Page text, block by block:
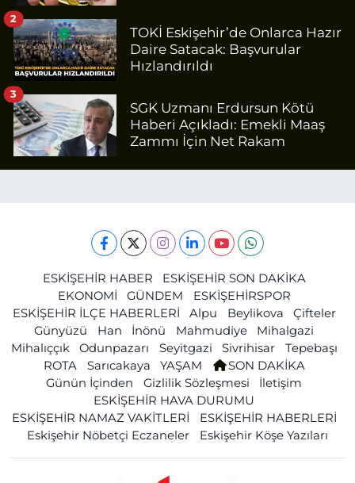
TOKİ Eskişehir’de Onlarca Hazır
Daire Satacak: Başvurular
Hızlandırıldı
2
SGK Uzmanı Erdursun Kötü
Haberi Açıkladı: Emekli Maaş
Zammı İçin Net Rakam
3
ESKİŞEHİR HABER
ESKİŞEHİR SON DAKİKA
EKONOMİ
GÜNDEM
ESKİŞEHİRSPOR
ESKİŞEHİR İLÇE HABERLERİ
Alpu Beylikova
Çifteler
Günyüzü
Han İnönü Mahmudiye
Mihalgazi
Mihalıççık
Odunpazarı Seyitgazi Sivrihisar
Tepebaşı
ROTA
Sarıcakaya YAŞAM
SON DAKİKA
Günün İçinden
Gizlilik Sözleşmesi
İletişim
ESKİŞEHİR HAVA DURUMU
ESKİŞEHİR NAMAZ VAKİTLERİ
ESKİŞEHİR HABERLERİ
Eskişehir Nöbetçi Eczaneler
Eskişehir Köşe Yazıları